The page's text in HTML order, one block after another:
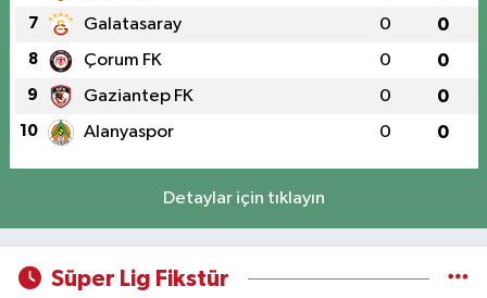
7 Galatasaray 0 0
8 Çorum FK 0 0
9 Gaziantep FK 0 0
10 Alanyaspor 0 0
Detaylar için tıklayın
Süper Lig Fikstür